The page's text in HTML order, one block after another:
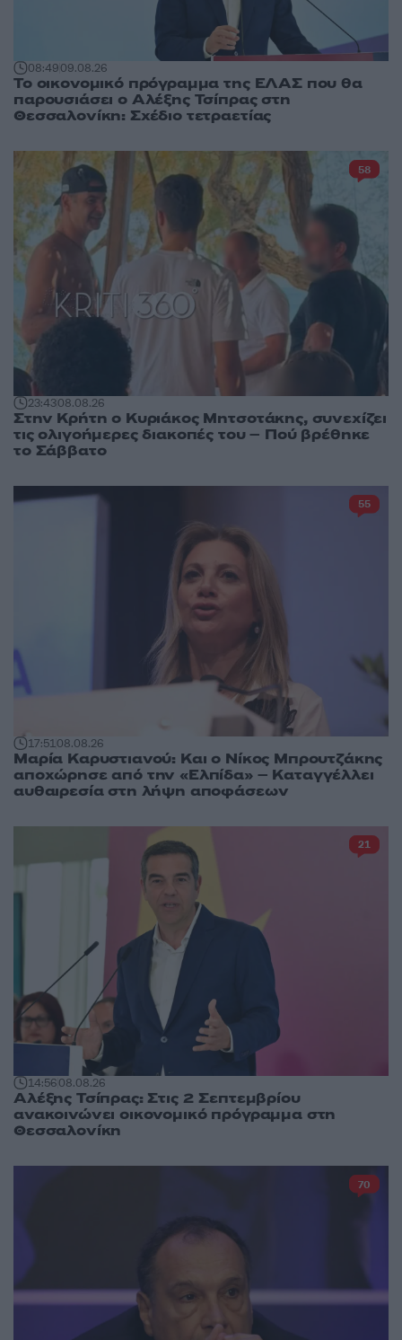
08:4909.08.26
Το οικονομικό πρόγραμμα της ΕΛΑΣ που θα
παρουσιάσει ο Αλέξης Τσίπρας στη
Θεσσαλονίκη: Σχέδιο τετραετίας
23:4308.08.26
Στην Κρήτη ο Κυριάκος Μητσοτάκης, συνεχίζει
τις ολιγοήμερες διακοπές του – Πού βρέθηκε
το Σάββατο
58
17:5108.08.26
Μαρία Καρυστιανού: Και ο Νίκος Μπρουτζάκης
αποχώρησε από την «Ελπίδα» – Καταγγέλλει
αυθαιρεσία στη λήψη αποφάσεων
55
14:5608.08.26
Αλέξης Τσίπρας: Στις 2 Σεπτεμβρίου
ανακοινώνει οικονομικό πρόγραμμα στη
Θεσσαλονίκη
21
70